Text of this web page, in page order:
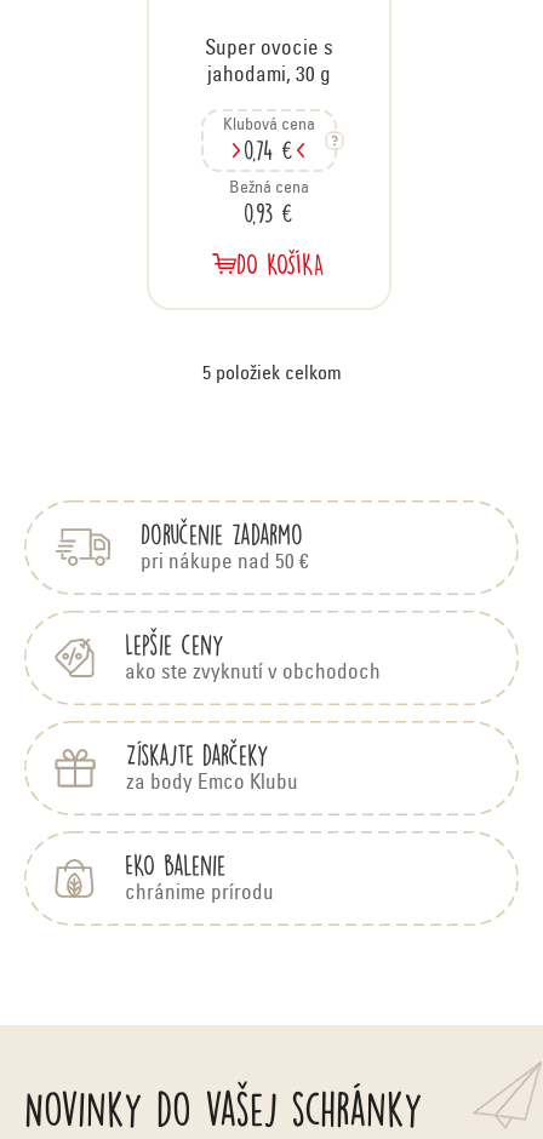
Super ovocie s
jahodami, 30 g
Klubová cena
0,74 €
Bežná cena
0,93 €
DO KOŠÍKA
O
á
d
a
i
e
p
r
k
ý
i
5položiek celkom
Doručenie zadarmo
pri nákupe nad 50 €
Lepšie ceny
ako ste zvyknutí v obchodoch
Získajte darčeky
za body Emco Klubu
EKO balenie
chránime prírodu
Novinky do vašej schránky